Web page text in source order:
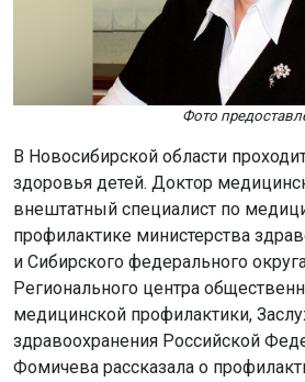
Фото
В Новосибирской области
здоровья детей. Доктор
внештатный специалист по
профилактике министерства
и Сибирского федерального
Регионального центра
медицинской профилактики,
здравоохранения Российской
Фомичева рассказала о